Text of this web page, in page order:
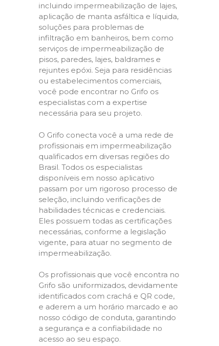
incluindo impermeabilização de lajes,
aplicação de manta asfáltica e líquida,
soluções para problemas de
infiltração em banheiros, bem como
serviços de impermeabilização de
pisos, paredes, lajes, baldrames e
rejuntes epóxi. Seja para residências
ou estabelecimentos comerciais,
você pode encontrar no Grifo os
especialistas com a expertise
necessária para seu projeto.
O Grifo conecta você a uma rede de
profissionais em impermeabilização
qualificados em diversas regiões do
Brasil. Todos os especialistas
disponíveis em nosso aplicativo
passam por um rigoroso processo de
seleção, incluindo verificações de
habilidades técnicas e credenciais.
Eles possuem todas as certificações
necessárias, conforme a legislação
vigente, para atuar no segmento de
impermeabilização.
Os profissionais que você encontra no
Grifo são uniformizados, devidamente
identificados com crachá e QR code,
e aderem a um horário marcado e ao
nosso código de conduta, garantindo
a segurança e a confiabilidade no
acesso ao seu espaço.